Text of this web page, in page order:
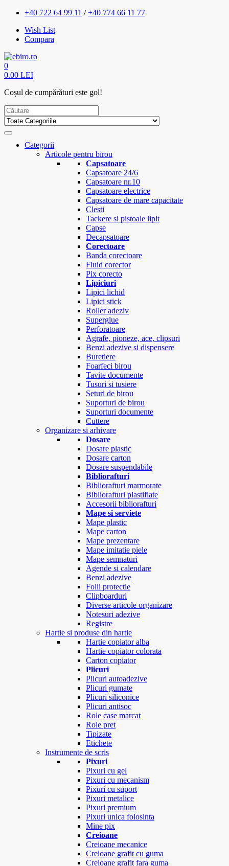
+40 722 64 99 11 /+40 774 66 11 77
Wish List
Compara
0
0.00 LEI
Coșul de cumpărături este gol!
Categorii
Articole pentru birou
Capsatoare
Capsatoare 24/6
Capsatoare nr.10
Capsatoare electrice
Capsatoare de mare capacitate
Clesti
Tackere si pistoale lipit
Capse
Decapsatoare
Corectoare
Banda corectoare
Fluid corector
Pix corecto
Lipiciuri
Lipici lichid
Lipici stick
Roller adeziv
Superglue
Perforatoare
Agrafe, pioneze, ace, clipsuri
Benzi adezive si dispensere
Buretiere
Foarfeci birou
Tavite documente
Tusuri si tusiere
Seturi de birou
Suporturi de birou
Suporturi documente
Cuttere
Organizare si arhivare
Dosare
Dosare plastic
Dosare carton
Dosare suspendabile
Bibliorafturi
Bibliorafturi marmorate
Bibliorafturi plastifiate
Accesorii bibliorafturi
Mape si serviete
Mape plastic
Mape carton
Mape prezentare
Mape imitatie piele
Mape semnaturi
Agende si calendare
Benzi adezive
Folii protectie
Clipboarduri
Diverse articole organizare
Notesuri adezive
Registre
Hartie si produse din hartie
Hartie copiator alba
Hartie copiator colorata
Carton copiator
Plicuri
Plicuri autoadezive
Plicuri gumate
Plicuri siliconice
Plicuri antisoc
Role case marcat
Role pret
Tipizate
Etichete
Instrumente de scris
Pixuri
Pixuri cu gel
Pixuri cu mecanism
Pixuri cu suport
Pixuri metalice
Pixuri premium
Pixuri unica folosinta
Mine pix
Creioane
Creioane mecanice
Creioane grafit cu guma
Creioane grafit fara guma